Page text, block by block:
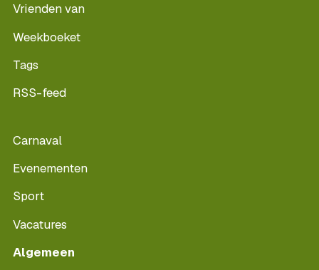
Vrienden van
Weekboeket
Tags
RSS-feed
Carnaval
Evenementen
Sport
Vacatures
Algemeen